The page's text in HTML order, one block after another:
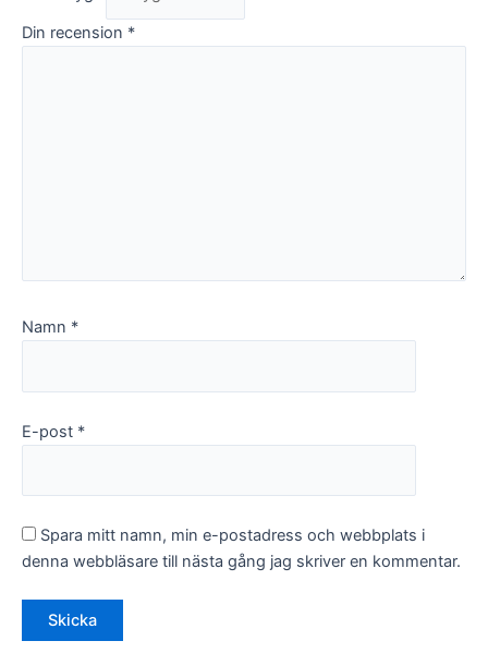
Din recension *
Namn *
E-post *
Spara mitt namn, min e-postadress och webbplats i
denna webbläsare till nästa gång jag skriver en kommentar.